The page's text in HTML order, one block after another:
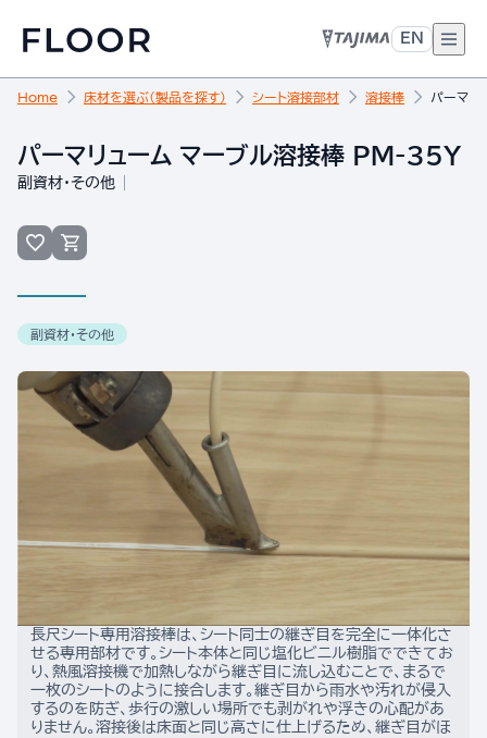
EN
Home 床材を選ぶ（製品を探す） シート溶接部材 溶接棒 パーマ
パーマリューム マーブル溶接棒 PM-35Y
副資材・その他
副資材・その他
長尺シート専用溶接棒は、シート同士の継ぎ目を完全に一体化さ
せる専用部材です。シート本体と同じ塩化ビニル樹脂でできてお
り、熱風溶接機で加熱しながら継ぎ目に流し込むことで、まるで
一枚のシートのように接合します。継ぎ目から雨水や汚れが侵入
するのを防ぎ、歩行の激しい場所でも剥がれや浮きの心配があ
りません。溶接後は床面と同じ高さに仕上げるため、継ぎ目がほ